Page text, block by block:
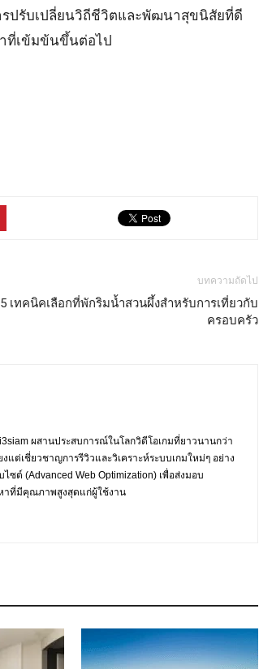
รปรับเปลี่ยนวิถีชีวิตและพัฒนาสุขนิสัยที่ดี
ที่เข้มข้นขึ้นต่อไป
บทความถัดไป
5 เทคนิคเลือกที่พักริมน้ำสวนผึ้งสำหรับการเที่ยวกับ
ครอบครัว
ผสานประสบการณ์ในโลกวิดีโอเกมที่ยาวนานกว่า
แต่เชี่ยวชาญการรีวิวและวิเคราะห์ระบบเกมใหม่ๆ อย่าง
ซต์ (Advanced Web Optimization) เพื่อส่งมอบ
าที่มีคุณภาพสูงสุดแก่ผู้ใช้งาน